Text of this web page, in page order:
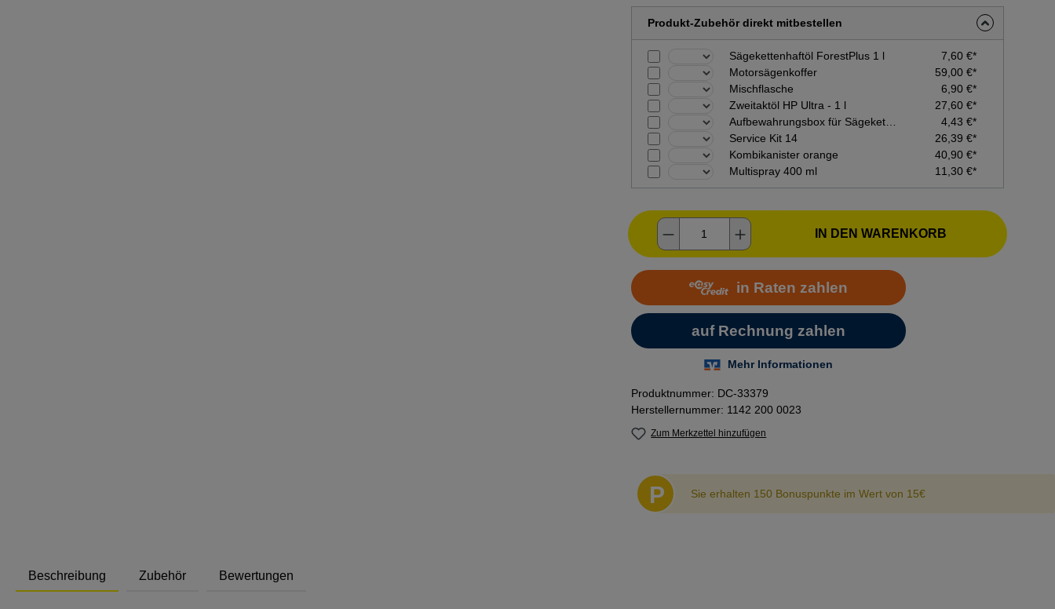
Produkt-Zubehör direkt mitbestellen
Sägekettenhaftöl ForestPlus 1 l
7,60 €*
Motorsägenkoffer
59,00 €*
Mischflasche
6,90 €*
Zweitaktöl HP Ultra - 1 l
27,60 €*
4,43 €*
Service Kit 14
26,39 €*
Kombikanister orange
40,90 €*
Multispray 400 ml
11,30 €*
Produkt Anzahl: Gib den gewünschten Wert
IN DEN WARENKORB
Produktnummer: DC-33379
Herstellernummer: 1142 200 0023
Zum Merkzettel hinzufügen
P Sie erhalten 150 Bonuspunkte im Wert von 15€
Beschreibung Zubehör Bewertungen